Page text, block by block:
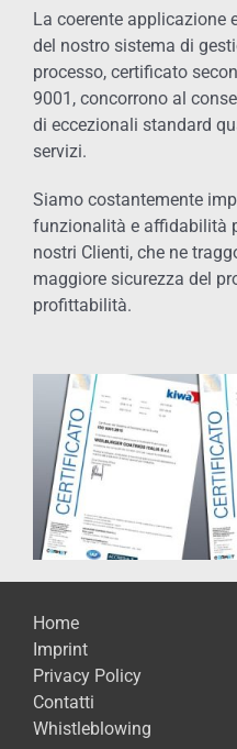
La coerente applicazione
del nostro sistema di
processo, certificato
9001, concorrono al
di eccezionali standard
servizi.
Siamo costantemente
funzionalità e affidabilità
nostri Clienti, che ne
maggiore sicurezza del
profittabilità.
Home
Imprint
Privacy Policy
Contatti
Whistleblowing